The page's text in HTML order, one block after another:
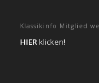
Klassikinfo Mitglied
HIERklicken!